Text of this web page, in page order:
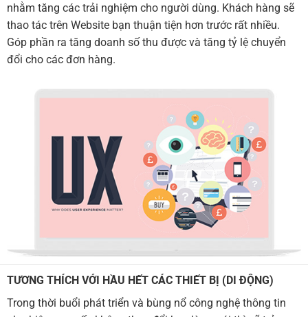
nhằm tăng các trải nghiệm cho người dùng. Khách hàng sẽ
thao tác trên Website bạn thuận tiện hơn trước rất nhiều.
Góp phần ra tăng doanh số thu được và tăng tỷ lệ chuyển
đổi cho các đơn hàng.
TƯƠNG THÍCH VỚI HẦU HẾT CÁC THIẾT BỊ (DI ĐỘNG)
Trong thời buổi phát triển và bùng nổ công nghệ thông tin